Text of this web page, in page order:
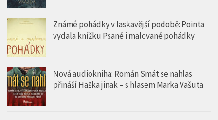
Známé pohádky v laskavější podobě: Pointa
vydala knížku Psané i malované pohádky
Nová audiokniha: Román Smát se nahlas
přináší Haška jinak – s hlasem Marka Vašuta